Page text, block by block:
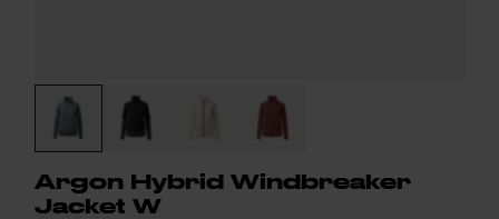
Argon Hybrid Windbreaker
Jacket W